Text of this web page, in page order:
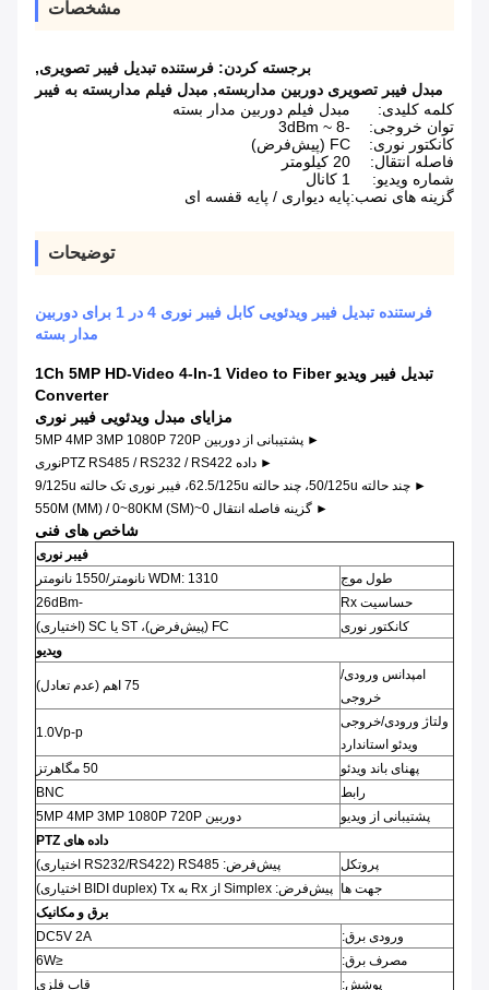
مشخصات
برجسته کردن: فرستنده تبدیل فیبر تصویری,
مبدل فیبر تصویری دوربین مداربسته, مبدل فیلم مداربسته به فیبر
کلمه کلیدی:
مبدل فیلم دوربین مدار بسته
توان خروجی:
-8 ~ 3dBm
کانکتور نوری:
FC (پیش‌فرض)
فاصله انتقال:
20 کیلومتر
شماره ویدیو:
1 کانال
گزینه های نصب:پایه دیواری / پایه قفسه ای
توضیحات
فرستنده تبدیل فیبر ویدئویی کابل فیبر نوری 4 در 1 برای دوربین
مدار بسته
تبدیل فیبر ویدیو 1Ch 5MP HD-Video 4-In-1 Video to Fiber
Converter
مزایای مبدل ویدئویی فیبر نوری
► پشتیبانی از دوربین 5MP 4MP 3MP 1080P 720P
► داده PTZ RS485 / RS232 / RS422
نوری
► چند حالته 50/125u، چند حالته 62.5/125u، فیبر نوری تک حالته 9/125u
► گزینه فاصله انتقال 0~550M (MM) / 0~80KM (SM)
شاخص های فنی
فیبر نوری
طول موج
WDM: 1310 نانومتر/1550 نانومتر
حساسیت Rx
-26dBm
کانکتور نوری
FC (پیش‌فرض)، ST یا SC (اختیاری)
ویدیو
امپدانس ورودی/
خروجی
75 اهم (عدم تعادل)
ولتاژ ورودی/خروجی
ویدئو استاندارد
1.0Vp-p
پهنای باند ویدئو
50 مگاهرتز
رابط
BNC
پشتیبانی از ویدیو
دوربین 5MP 4MP 3MP 1080P 720P
داده های PTZ
پروتکل
پیش‌فرض: RS485 (RS232/RS422 اختیاری)
جهت ها پیش‌فرض: Simplex از Rx به Tx (BIDI duplex اختیاری)
برق و مکانیک
ورودی برق:
DC5V 2A
مصرف برق:
≤6W
پوشش:
قاب فلزی